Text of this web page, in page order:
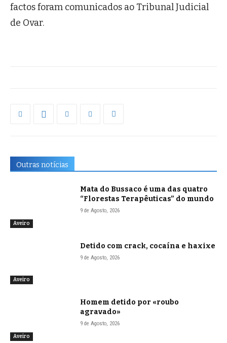
factos foram comunicados ao Tribunal Judicial
de Ovar.
Outras notícias
Aveiro
Mata do Bussaco é uma das quatro
“Florestas Terapêuticas” do mundo
9 de Agosto, 2026
Aveiro
Detido com crack, cocaína e haxixe
9 de Agosto, 2026
Aveiro
Homem detido por «roubo
agravado»
9 de Agosto, 2026